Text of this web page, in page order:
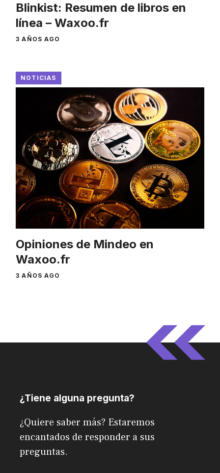
Blinkist: Resumen de libros en
línea – Waxoo.fr
3 AÑOS AGO
NOTICIAS
Opiniones de Mindeo en
Waxoo.fr
3 AÑOS AGO
¿Tiene alguna pregunta?
¿Quiere saber más? Estaremos
encantados de responder a sus
preguntas.